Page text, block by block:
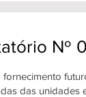
Nº
fornecimento
das unidades